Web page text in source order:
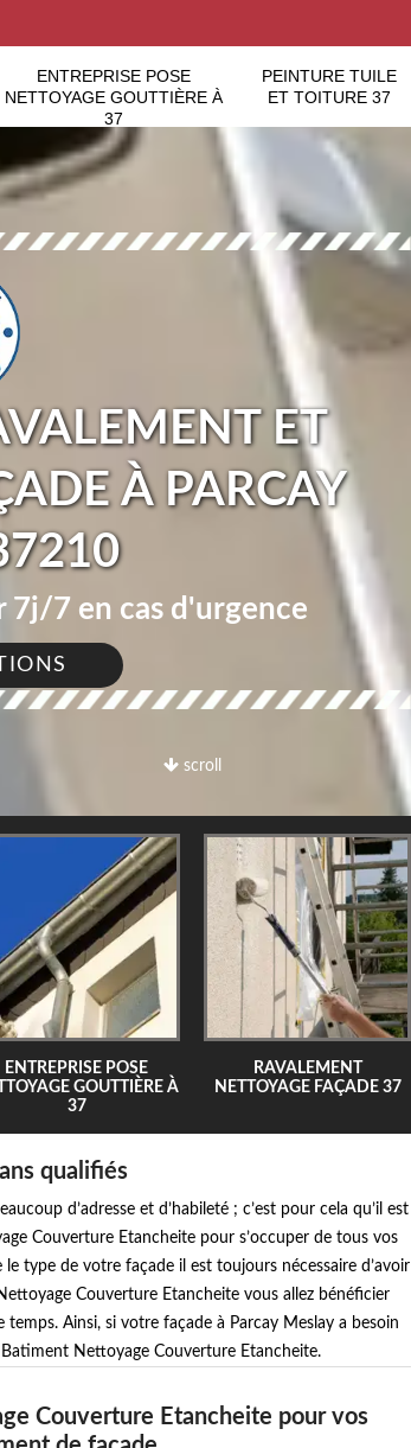
ENTREPRISE POSE
NETTOYAGE GOUTTIÈRE À
37
PEINTURE TUILE
ET TOITURE 37
scroll
ET
À PARCAY
7j/7 en cas d'urgence
ENTREPRISE POSE
GOUTTIÈRE À
37
RAVALEMENT
NETTOYAGE FAÇADE 37
qualifiés
d’adresse et d’habileté ; c’est pour cela qu’il est
Couverture Etancheite pour s’occuper de tous vos
type de votre façade il est toujours nécessaire d’avoir
Couverture Etancheite vous allez bénéficier
Ainsi, si votre façade à Parcay Meslay a besoin
Nettoyage Couverture Etancheite.
Couverture Etancheite pour vos